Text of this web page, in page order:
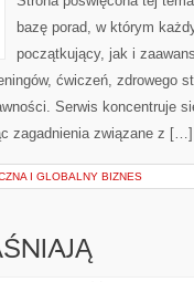
bazę porad, w którym
początkujący, jak i
ćwiczeń, zdrowego
Serwis koncentruje
zagadnienia związane z […]
I GLOBALNY BIZNES